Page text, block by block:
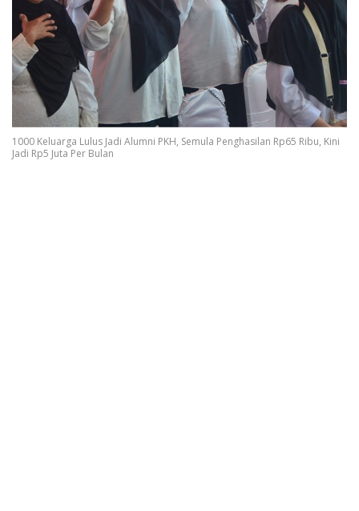
1000 Keluarga Lulus Jadi Alumni PKH, Semula Penghasilan Rp65 Ribu, Kini
Jadi Rp5 Juta Per Bulan